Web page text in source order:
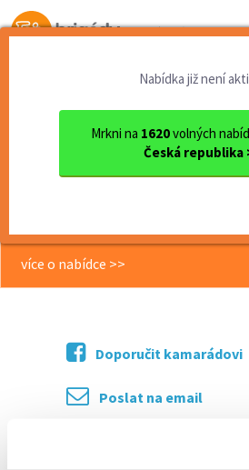
Od první brigády
Nabídka již není
Mrkni na 1620volných
Česká republika
Olomoucký kraj
okres
Prostějov
Kontrolor/ka kvality
Kontrolor/ka kvality
více o nabídce >>
Doporučit kamarádovi
Poslat na email